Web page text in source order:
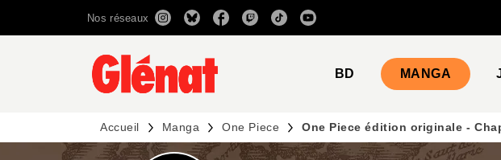
RECHERCHE CONTENU
Nos réseaux
BD MANGA
Accueil Manga One Piece One Piece édition originale -